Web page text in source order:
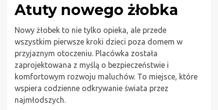
Atuty nowego żłobka
Nowy żłobek to nie tylko opieka, ale przede
wszystkim pierwsze kroki dzieci poza domem w
przyjaznym otoczeniu. Placówka została
zaprojektowana z myślą o bezpieczeństwie i
komfortowym rozwoju maluchów. To miejsce, które
wspiera codzienne odkrywanie świata przez
najmłodszych.